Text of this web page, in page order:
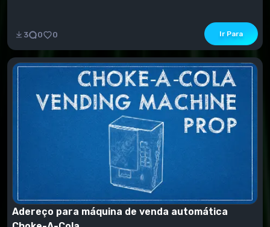
3 0 0 Ir Para
Adereço para máquina de venda automática